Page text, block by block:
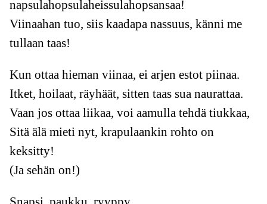
napsulahopsulaheissulahopsansaa!
Viinaahan tuo, siis kaadapa nassuus, känni me
tullaan taas!
Kun ottaa hieman viinaa, ei arjen estot piinaa.
Itket, hoilaat, räyhäät, sitten taas sua naurattaa.
Vaan jos ottaa liikaa, voi aamulla tehdä tiukkaa,
Sitä älä mieti nyt, krapulaankin rohto on
keksitty!
(Ja sehän on!)
Snapsi, paukku, ryyppy,